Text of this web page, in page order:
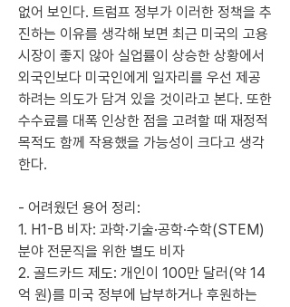
없어 보인다. 트럼프 정부가 이러한 정책을 추
진하는 이유를 생각해 보면 최근 미국의 고용
시장이 좋지 않아 실업률이 상승한 상황에서
외국인보다 미국인에게 일자리를 우선 제공
하려는 의도가 담겨 있을 것이라고 본다. 또한
수수료를 대폭 인상한 점을 고려할 때 재정적
목적도 함께 작용했을 가능성이 크다고 생각
한다.
- 어려웠던 용어 정리:
1. H1-B 비자: 과학·기술·공학·수학(STEM)
분야 전문직을 위한 별도 비자
2. 골드카드 제도: 개인이 100만 달러(약 14
억 원)를 미국 정부에 납부하거나 후원하는